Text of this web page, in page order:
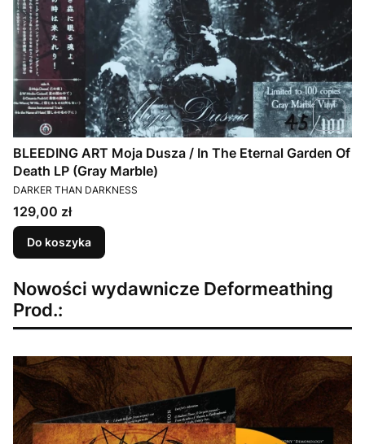
BLEEDING ART Moja Dusza / In The Eternal Garden Of
Death LP (Gray Marble)
PRODUCENT
DARKER THAN DARKNESS
Cena
129,00 zł
Do koszyka
Nowości wydawnicze Deformeathing
Prod.: